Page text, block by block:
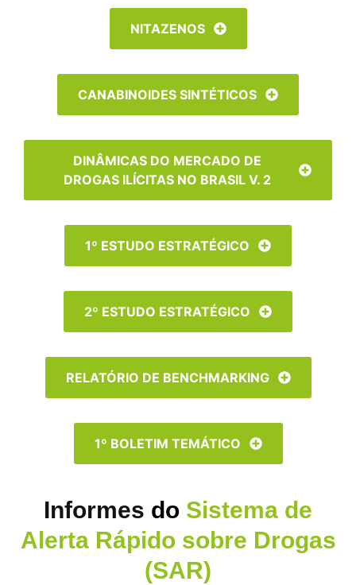
NITAZENOS
CANABINOIDES SINTÉTICOS
DINÂMICAS DO MERCADO DE
DROGAS ILÍCITAS NO BRASIL V. 2
1º ESTUDO ESTRATÉGICO
2º ESTUDO ESTRATÉGICO
RELATÓRIO DE BENCHMARKING
1º BOLETIM TEMÁTICO
Informes do Sistema de
Alerta Rápido sobre Drogas
(SAR)